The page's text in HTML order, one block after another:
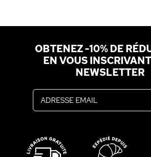
OBTENEZ -10% DE
EN VOUS
NEWSLETTER